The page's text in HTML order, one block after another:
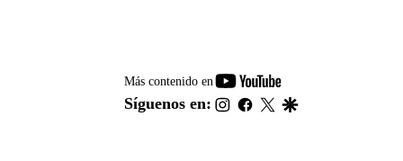
Más contenido en
youtube-
footer
Síguenos en: instagram
facebook
twitter